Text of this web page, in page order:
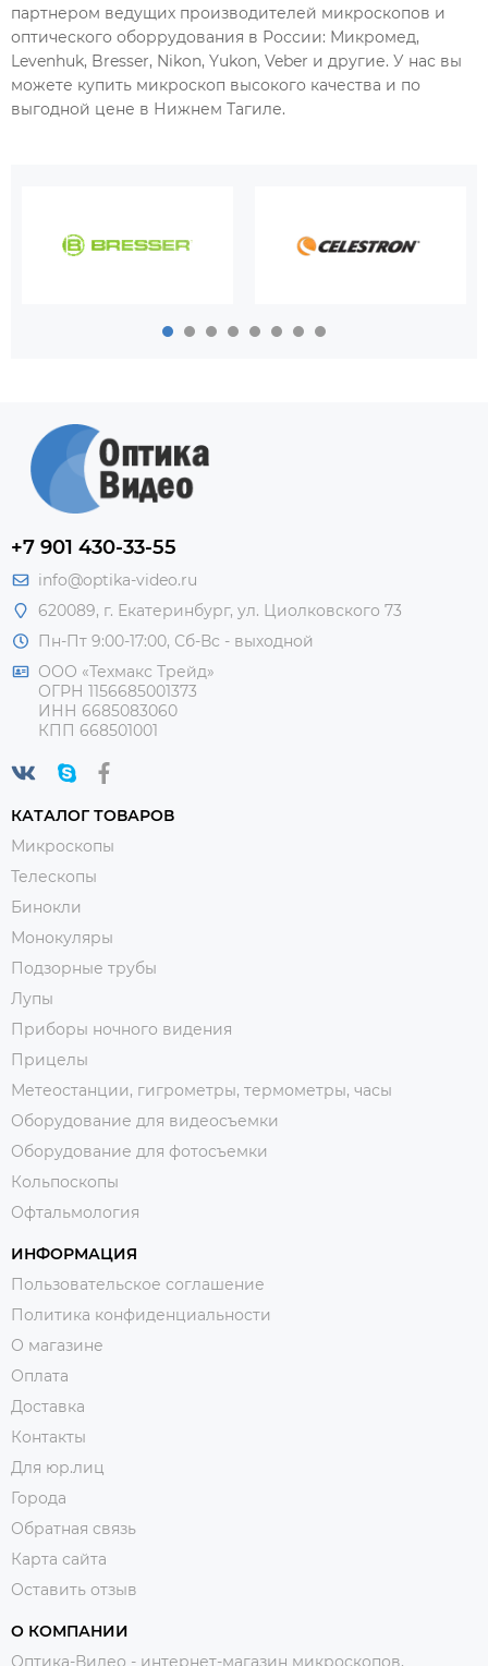
партнером ведущих производителей микроскопов и
оптического оборрудования в России: Микромед,
Levenhuk, Bresser, Nikon, Yukon, Veber и другие. У нас вы
можете купить микроскоп высокого качества и по
выгодной цене в Нижнем Тагиле.
+7 901 430-33-55
info@optika-video.ru
620089, г. Екатеринбург, ул. Циолковского 73
Пн-Пт 9:00-17:00, Сб-Вс - выходной
ООО «Техмакс Трейд»
ОГРН 1156685001373
ИНН 6685083060
КПП 668501001
КАТАЛОГ ТОВАРОВ
Микроскопы
Телескопы
Бинокли
Монокуляры
Подзорные трубы
Лупы
Приборы ночного видения
Прицелы
Метеостанции, гигрометры, термометры, часы
Оборудование для видеосъемки
Оборудование для фотосъемки
Кольпоскопы
Офтальмология
ИНФОРМАЦИЯ
Пользовательское соглашение
Политика конфиденциальности
О магазине
Оплата
Доставка
Контакты
Для юр.лиц
Города
Обратная связь
Карта сайта
Оставить отзыв
О КОМПАНИИ
Оптика-Видео - интернет-магазин микроскопов,